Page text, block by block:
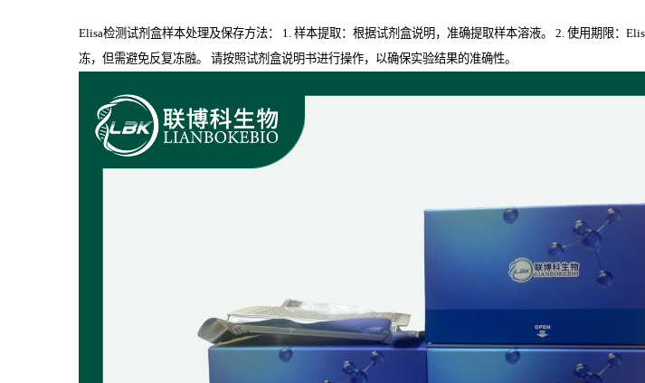
Elisa检测试剂盒样本处理及保存方法： 1. 样本提取：根据试剂盒说明，准确提取样本溶液。 2. 使用期限：
冻，但需避免反复冻融。 请按照试剂盒说明书进行操作，以确保实验结果的准确性。